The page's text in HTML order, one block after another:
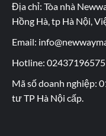
Địa chỉ: Tòa nhà
Hồng Hà, tp Hà Nội,
Email:
Hotline: 02437196575
Mã số doanh nghiệp:
tư TP Hà Nội cấp.